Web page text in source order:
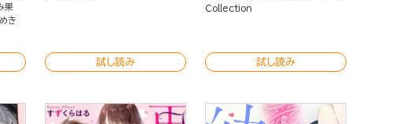
果
き
試し読み
Collection
試し読み